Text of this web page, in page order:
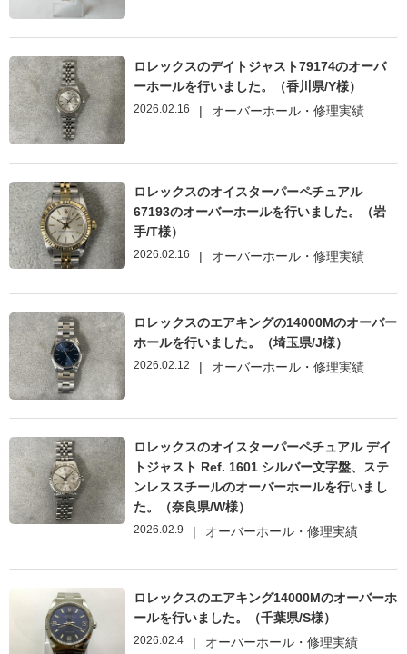
ロレックスのデイトジャスト79174のオーバ
ーホールを行いました。（香川県/Y様）
2026.02.16 | オーバーホール・修理実績
ロレックスのオイスターパーペチュアル
67193のオーバーホールを行いました。（岩
手/T様）
2026.02.16 | オーバーホール・修理実績
ロレックスのエアキングの14000Mのオーバー
ホールを行いました。（埼玉県/J様）
2026.02.12 | オーバーホール・修理実績
ロレックスのオイスターパーペチュアル デイ
トジャスト Ref. 1601 シルバー文字盤、ステ
ンレススチールのオーバーホールを行いまし
た。（奈良県/W様）
2026.02.9 | オーバーホール・修理実績
ロレックスのエアキング14000Mのオーバーホ
ールを行いました。（千葉県/S様）
2026.02.4 | オーバーホール・修理実績